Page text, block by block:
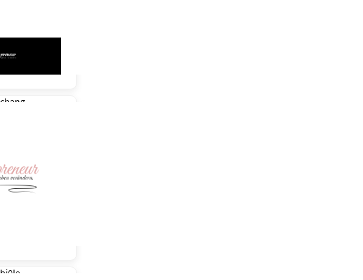
chang
bj0le